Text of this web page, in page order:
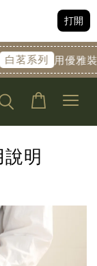
打開
白茗系列 用優雅
明